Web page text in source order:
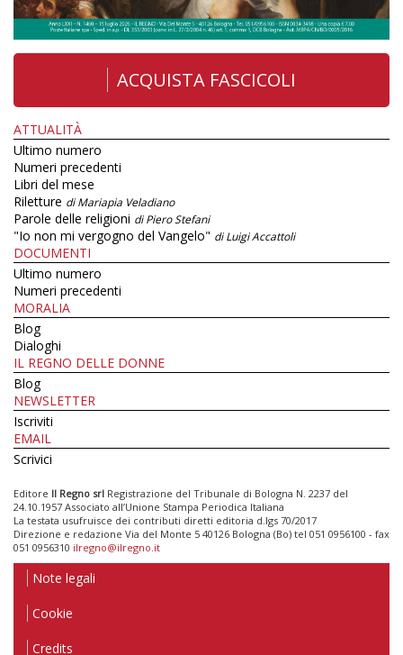
ACQUISTA FASCICOLI
ATTUALITÀ
Ultimo numero
Numeri precedenti
Libri del mese
Riletture di Mariapia Veladiano
Parole delle religioni di Piero Stefani
"Io non mi vergogno del Vangelo" di Luigi Accattoli
DOCUMENTI
Ultimo numero
Numeri precedenti
MORALIA
Blog
Dialoghi
IL REGNO DELLE DONNE
Blog
NEWSLETTER
Iscriviti
EMAIL
Scrivici
Editore Il Regno srl Registrazione del Tribunale di Bologna N. 2237 del
24.10.1957 Associato all’Unione Stampa Periodica Italiana
La testata usufruisce dei contributi diretti editoria d.lgs 70/2017
Direzione e redazione Via del Monte 5 40126 Bologna (Bo) tel 051 0956100 - fax
051 0956310 ilregno@ilregno.it
Note legali
Cookie
Credits